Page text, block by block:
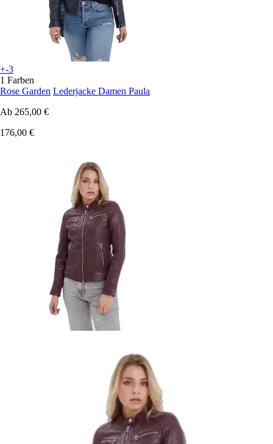
+-3
1 Farben
Rose Garden Lederjacke Damen Paula
Ab 265,00 €
176,00 €